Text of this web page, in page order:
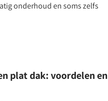
onderhoud en soms zelfs
plat dak: voordelen en